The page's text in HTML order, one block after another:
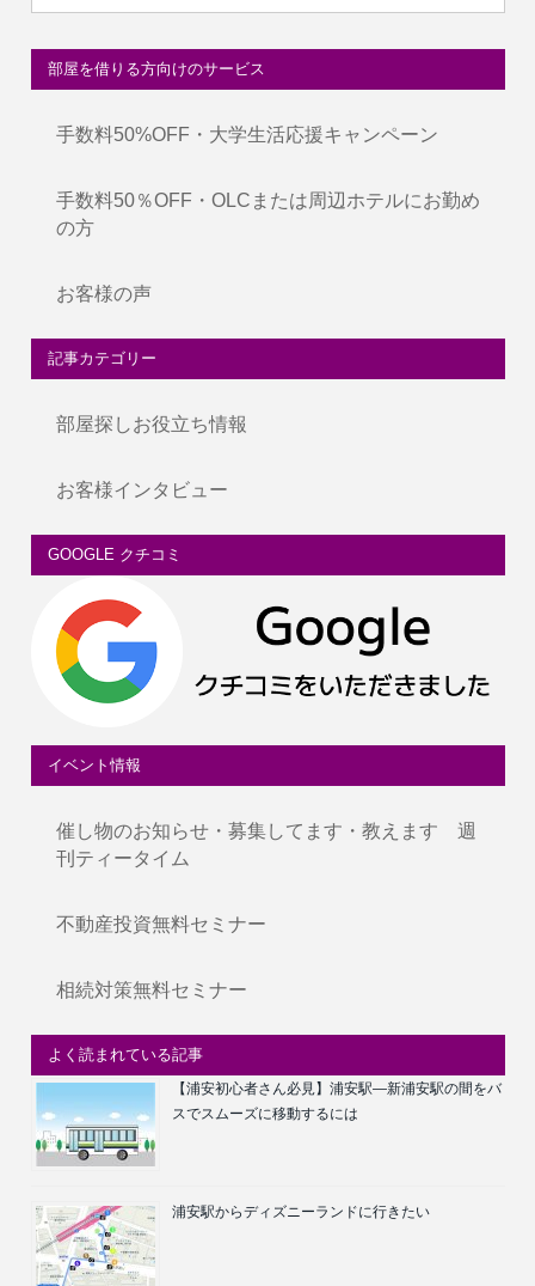
部屋を借りる方向けのサービス
手数料50%OFF・大学生活応援キャンペーン
手数料50％OFF・OLCまたは周辺ホテルにお勤め
の方
お客様の声
記事カテゴリー
部屋探しお役立ち情報
お客様インタビュー
GOOGLE クチコミ
イベント情報
催し物のお知らせ・募集してます・教えます 週
刊ティータイム
不動産投資無料セミナー
相続対策無料セミナー
よく読まれている記事
【浦安初心者さん必見】浦安駅―新浦安駅の間をバ
スでスムーズに移動するには
浦安駅からディズニーランドに行きたい